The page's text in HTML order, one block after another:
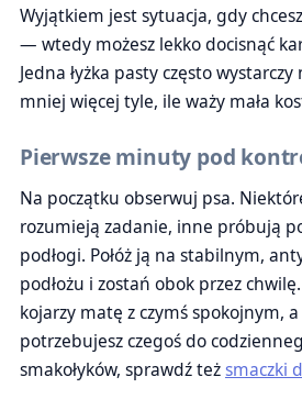
Wyjątkiem jest sytuacja, gdy
— wtedy możesz lekko docisnąć
Jedna łyżka pasty często
mniej więcej tyle, ile waży mała
Pierwsze minuty pod
Na początku obserwuj psa.
rozumieją zadanie, inne próbują
podłogi. Połóż ją na stabilnym,
podłożu i zostań obok przez
kojarzy matę z czymś spokojnym,
potrzebujesz czegoś do
smakołyków, sprawdź teżsmaczki